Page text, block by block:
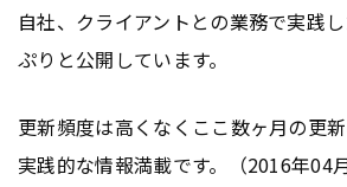
自社、クライアントとの業務で実践
ぷりと公開しています。
更新頻度は高くなくここ数ヶ月の更新
実践的な情報満載です。（2016年04